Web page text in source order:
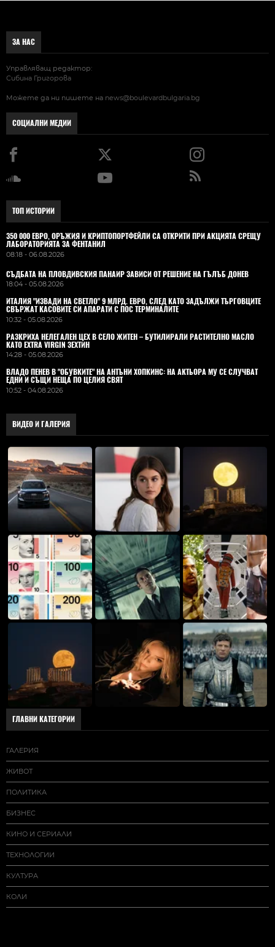
ЗА НАС
Управляващ редактор:
Сибина Григорова
Можете да ни пишете на news@boulevardbulgaria.bg
СОЦИАЛНИ МЕДИИ
ТОП ИСТОРИИ
350 000 ЕВРО, ОРЪЖИЯ И КРИПТОПОРТФЕЙЛИ СА ОТКРИТИ ПРИ АКЦИЯТА СРЕЩУ
ЛАБОРАТОРИЯТА ЗА ФЕНТАНИЛ
08:18 - 06.08.2026
СЪДБАТА НА ПЛОВДИВСКИЯ ПАНАИР ЗАВИСИ ОТ РЕШЕНИЕ НА ГЪЛЪБ ДОНЕВ
18:04 - 05.08.2026
ИТАЛИЯ "ИЗВАДИ НА СВЕТЛО" 9 МЛРД. ЕВРО, СЛЕД КАТО ЗАДЪЛЖИ ТЪРГОВЦИТЕ
СВЪРЖАТ КАСОВИТЕ СИ АПАРАТИ С ПОС ТЕРМИНАЛИТЕ
10:32 - 05.08.2026
РАЗКРИХА НЕЛЕГАЛЕН ЦЕХ В СЕЛО ЖИТЕН – БУТИЛИРАЛИ РАСТИТЕЛНО МАСЛО
КАТО EXTRA VIRGIN ЗЕХТИН
14:28 - 05.08.2026
ВЛАДO ПЕНЕВ В "ОБУВКИТЕ" НА АНТЪНИ ХОПКИНС: НА АКТЬОРА МУ СЕ СЛУЧВАТ
ЕДНИ И СЪЩИ НЕЩА ПО ЦЕЛИЯ СВЯТ
10:52 - 04.08.2026
ВИДЕО И ГАЛЕРИЯ
ГЛАВНИ КАТЕГОРИИ
ГАЛЕРИЯ
ЖИВОТ
ПОЛИТИКА
БИЗНЕС
КИНО И СЕРИАЛИ
ТЕХНОЛОГИИ
КУЛТУРА
КОЛИ